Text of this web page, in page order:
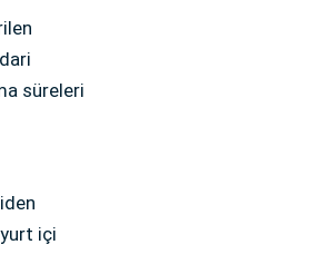
süreleri
yurt içi